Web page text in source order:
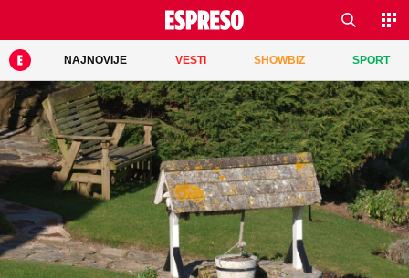
NAJNOVIJE VESTI SHOWBIZ SPORT